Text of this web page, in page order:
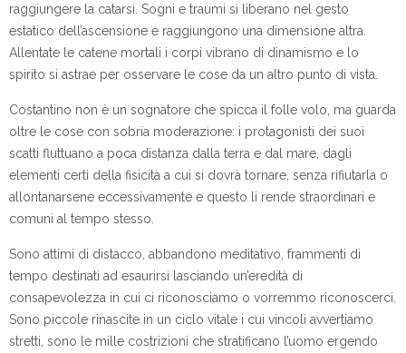
raggiungere la catarsi. Sogni e traumi si liberano nel gesto
estatico dell’ascensione e raggiungono una dimensione altra.
Allentate le catene mortali i corpi vibrano di dinamismo e lo
spirito si astrae per osservare le cose da un altro punto di vista.
Costantino non è un sognatore che spicca il folle volo, ma guarda
oltre le cose con sobria moderazione: i protagonisti dei suoi
scatti fluttuano a poca distanza dalla terra e dal mare, dagli
elementi certi della fisicità a cui si dovrà tornare, senza rifiutarla o
allontanarsene eccessivamente e questo li rende straordinari e
comuni al tempo stesso.
Sono attimi di distacco, abbandono meditativo, frammenti di
tempo destinati ad esaurirsi lasciando un’eredità di
consapevolezza in cui ci riconosciamo o vorremmo riconoscerci.
Sono piccole rinascite in un ciclo vitale i cui vincoli avvertiamo
stretti, sono le mille costrizioni che stratificano l’uomo ergendo